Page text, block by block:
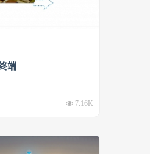
端
7.16K